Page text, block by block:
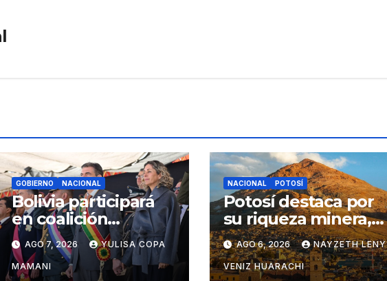
GOBIERNO NACIONAL
Bolivia participará
en coalición
regional contra los
cárteles del
narcotráfico
AGO 7, 2026 YULISA COPA
MAMANI
NACIONAL POTOSÍ
Potosí destaca por
su riqueza minera,
turística y
productiva
AGO 6, 2026 NAYZETH LENY
VENIZ HUARACHI